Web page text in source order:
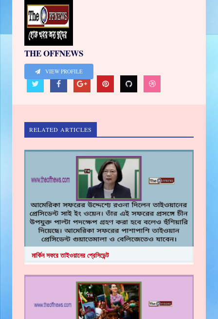
THE OFFNEWS
VIEW PROFILE
RELATED ARTICLES
মার্কিন সফরে তাইওয়ানের প্রেসিডেন্ট